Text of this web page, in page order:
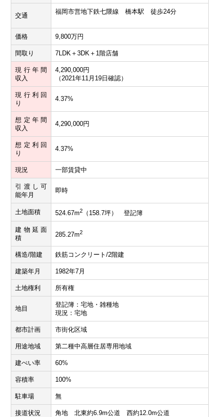
交通
福岡市営地下鉄七隈線 橋本駅 徒歩24分
価格 9,800万円
間取り 7LDK＋3DK＋1階店舗
現行年間
収入
4,290,000円
（2021年11月19日確認）
現行利回
り
4.37%
想定年間
収入
4,290,000円
想定利回
り
4.37%
現況 一部賃貸中
引渡し可
能年月
即時
土地面積 524.67m2 （158.7坪） 登記簿
建物延面
積
285.27m2
構造/階建 鉄筋コンクリート/2階建
建築年月 1982年7月
土地権利 所有権
地目
登記簿：宅地・雑種地
現況：宅地
都市計画 市街化区域
用途地域 第二種中高層住居専用地域
建ぺい率 60%
容積率 100%
駐車場 無
接道状況 角地 北東約6.9m公道 西約12.0m公道